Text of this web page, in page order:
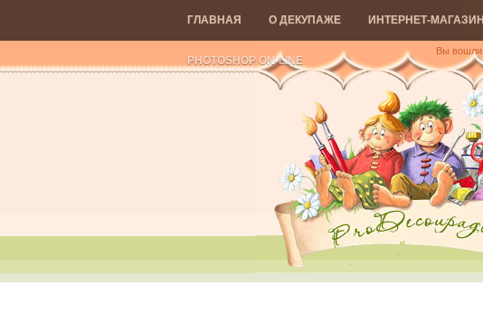
ГЛАВНАЯ О ДЕКУПАЖЕ ИНТЕРНЕТ-МАГАЗИН
PHOTOSHOP ON-LINE
Вы вошли